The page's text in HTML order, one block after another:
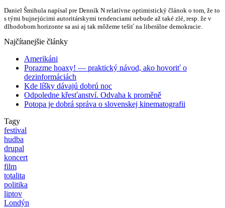
Daniel Šmihula napísal pre Denník N relatívne optimistický článok o tom, že to
s tými bujnejúcimi autoritárskymi tendenciami nebude až také zlé, resp. že v
dlhodobom horizonte sa asi aj tak môžeme tešiť na liberálne demokracie.
Najčítanejšie články
Amerikáni
Porazme hoaxy! — praktický návod, ako hovoriť o
dezinformáciách
Kde líšky dávajú dobrú noc
Odpoledne křesťanství. Odvaha k proměně
Potopa je dobrá správa o slovenskej kinematografii
Tagy
festival
hudba
drupal
koncert
film
totalita
politika
liptov
Londýn